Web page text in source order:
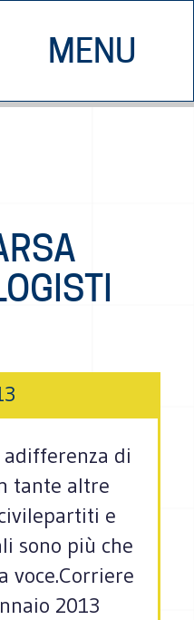
MENU
CHI SIAMO
di
tante altre
e
sono più che
voce.Corriere
2013